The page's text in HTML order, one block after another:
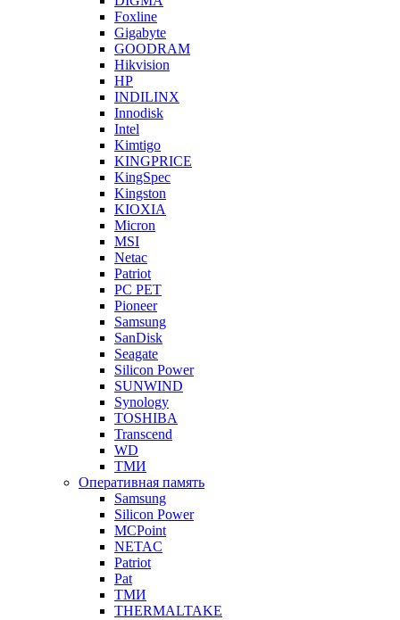
Foxline
Gigabyte
GOODRAM
Hikvision
HP
INDILINX
Innodisk
Intel
Kimtigo
KINGPRICE
KingSpec
Kingston
KIOXIA
Micron
MSI
Netac
Patriot
PC PET
Pioneer
Samsung
SanDisk
Seagate
Silicon Power
SUNWIND
Synology
TOSHIBA
Transcend
WD
ТМИ
Оперативная память
Samsung
Silicon Power
MCPoint
NETAC
Patriot
Pat
ТМИ
THERMALTAKE